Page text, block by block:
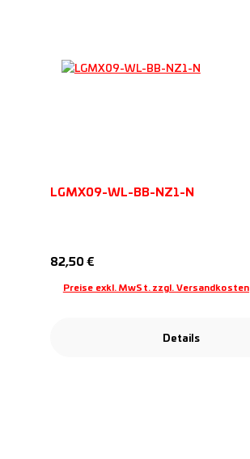
LGMX09-WL-BB-NZ1-N
Regulärer Preis:
82,50 €
Preise exkl. MwSt. zzgl. Versandkosten
Details